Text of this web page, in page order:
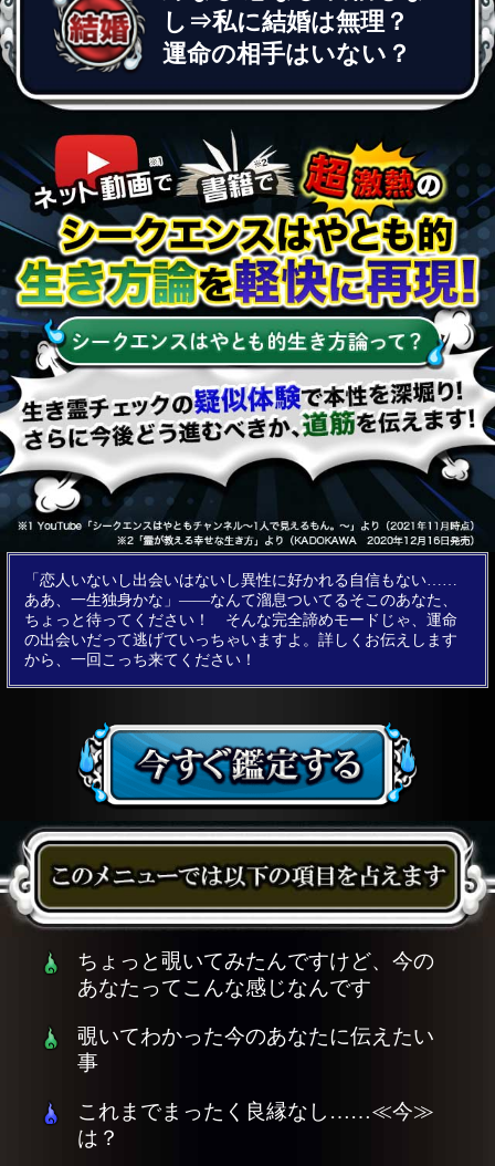
し⇒私に結婚は無理？
運命の相手はいない？
「恋人いないし出会いはないし異性に好かれる自信もない……
ああ、一生独身かな」――なんて溜息ついてるそこのあなた、
ちょっと待ってください！ そんな完全諦めモードじゃ、運命
の出会いだって逃げていっちゃいますよ。詳しくお伝えします
から、一回こっち来てください！
ちょっと覗いてみたんですけど、今の
あなたってこんな感じなんです
覗いてわかった今のあなたに伝えたい
事
これまでまったく良縁なし……≪今≫
は？